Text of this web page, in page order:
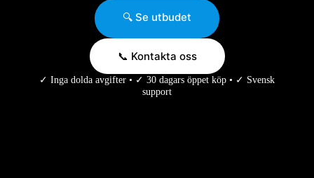
🔍 Se utbudet
📞 Kontakta oss
✓ Inga dolda avgifter • ✓ 30 dagars öppet köp • ✓ Svensk
support